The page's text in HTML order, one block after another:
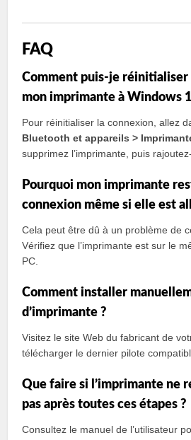
FAQ
Comment puis-je réinitialiser
mon imprimante à Windows
Pour réinitialiser la connexion, allez
Bluetooth et appareils >
supprimez l’imprimante, puis
Pourquoi mon imprimante
connexion même si elle est
Cela peut être dû à un problème de
Vérifiez que l’imprimante est sur le
PC.
Comment installer
d’imprimante ?
Visitez le site Web du fabricant de
télécharger le dernier pilote
Que faire si l’imprimante ne
pas après toutes ces étapes ?
Consultez le manuel de l’utilisateur